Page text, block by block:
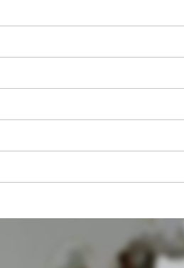
Wir benötigen deine
Google Maps laden